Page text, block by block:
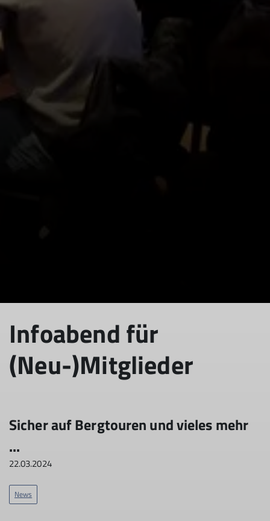
Infoabend für
(Neu-)Mitglieder
Sicher auf Bergtouren und vieles mehr
...
22.03.2024
News